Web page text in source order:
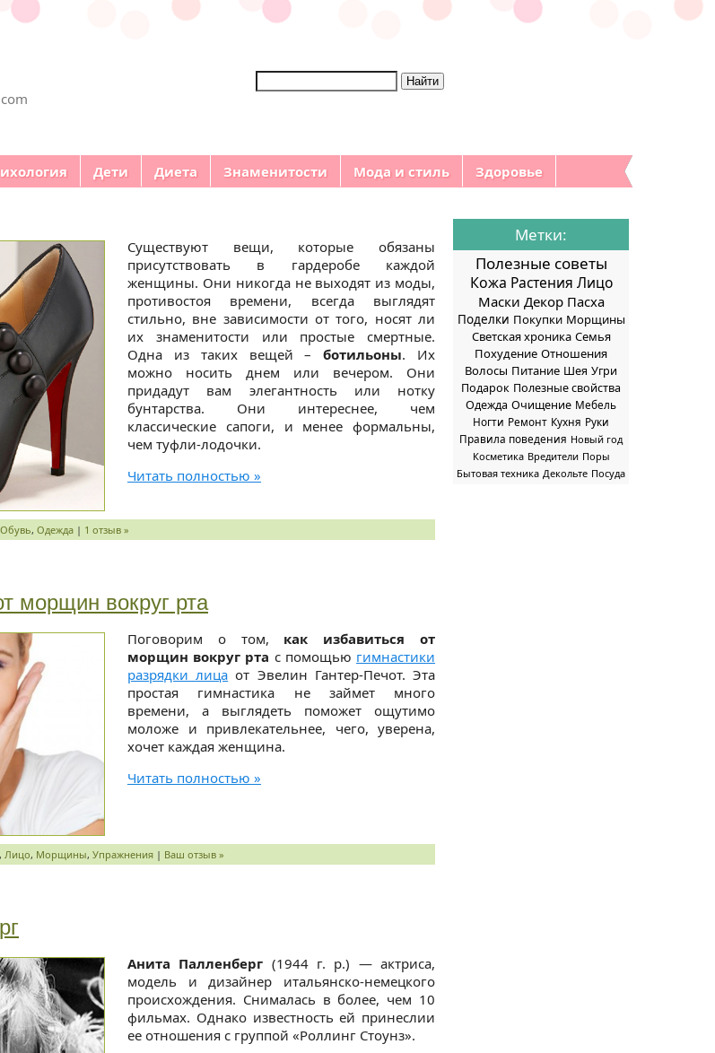
Дети Диета Знаменитости Мода и стиль Здоровье
Существуют вещи, которые обязаны
присутствовать в гардеробе каждой
женщины. Они никогда не выходят из моды,
противостоя времени, всегда выглядят
стильно, вне зависимости от того, носят ли
их знаменитости или простые смертные.
Одна из таких вещей –ботильоны. Их
можно носить днем или вечером. Они
придадут вам элегантность или нотку
бунтарства. Они интереснее, чем
классические сапоги, и менее формальны,
чем туфли-лодочки.
Читать полностью »
Обувь, Одежда | 1 отзыв »
морщин вокруг рта
Поговорим о том, как избавиться от
морщин вокруг рта с помощью гимнастики
разрядки лица от Эвелин Гантер-Печот. Эта
простая гимнастика не займет много
времени, а выглядеть поможет ощутимо
моложе и привлекательнее, чего, уверена,
хочет каждая женщина.
Читать полностью »
, Лицо, Морщины, Упражнения | Ваш отзыв »
Анита Палленберг (1944 г. р.) — актриса,
модель и дизайнер итальянско-немецкого
происхождения. Снималась в более, чем 10
фильмах. Однако известность ей принеслии
ее отношения с группой «Роллинг Стоунз».
Метки:
Полезные советы
Кожа Растения Лицо
Маски Декор Пасха
Поделки Покупки Морщины
Светская хроника Семья
Похудение Отношения
Волосы Питание Шея Угри
Подарок Полезные свойства
Одежда Очищение Мебель
Ногти Ремонт Кухня Руки
Правила поведения Новый год
Косметика Вредители Поры
Бытовая техника Декольте Посуда